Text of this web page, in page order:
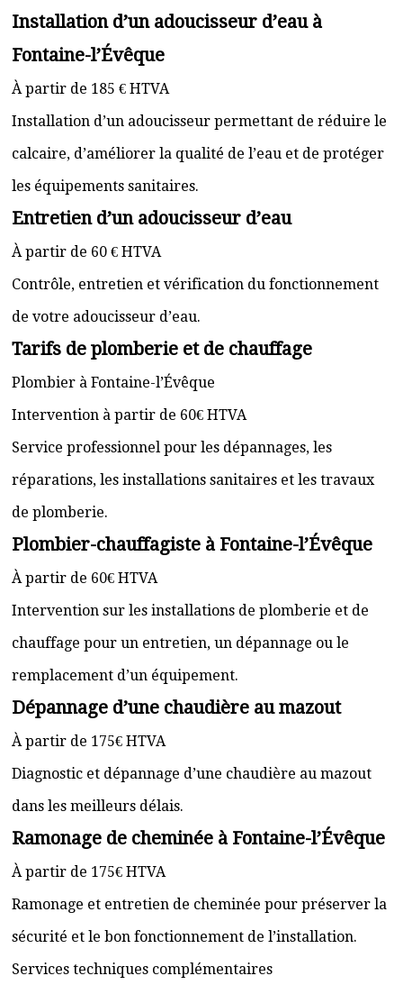
Installation d’un adoucisseur d’eau à
Fontaine-l’Évêque
À partir de 185 € HTVA
Installation d’un adoucisseur permettant de réduire le
calcaire, d’améliorer la qualité de l’eau et de protéger
les équipements sanitaires.
Entretien d’un adoucisseur d’eau
À partir de 60 € HTVA
Contrôle, entretien et vérification du fonctionnement
de votre adoucisseur d’eau.
Tarifs de plomberie et de chauffage
Plombier à Fontaine-l’Évêque
Intervention à partir de 60€ HTVA
Service professionnel pour les dépannages, les
réparations, les installations sanitaires et les travaux
de plomberie.
Plombier-chauffagiste à Fontaine-l’Évêque
À partir de 60€ HTVA
Intervention sur les installations de plomberie et de
chauffage pour un entretien, un dépannage ou le
remplacement d’un équipement.
Dépannage d’une chaudière au mazout
À partir de 175€ HTVA
Diagnostic et dépannage d’une chaudière au mazout
dans les meilleurs délais.
Ramonage de cheminée à Fontaine-l’Évêque
À partir de 175€ HTVA
Ramonage et entretien de cheminée pour préserver la
sécurité et le bon fonctionnement de l’installation.
Services techniques complémentaires